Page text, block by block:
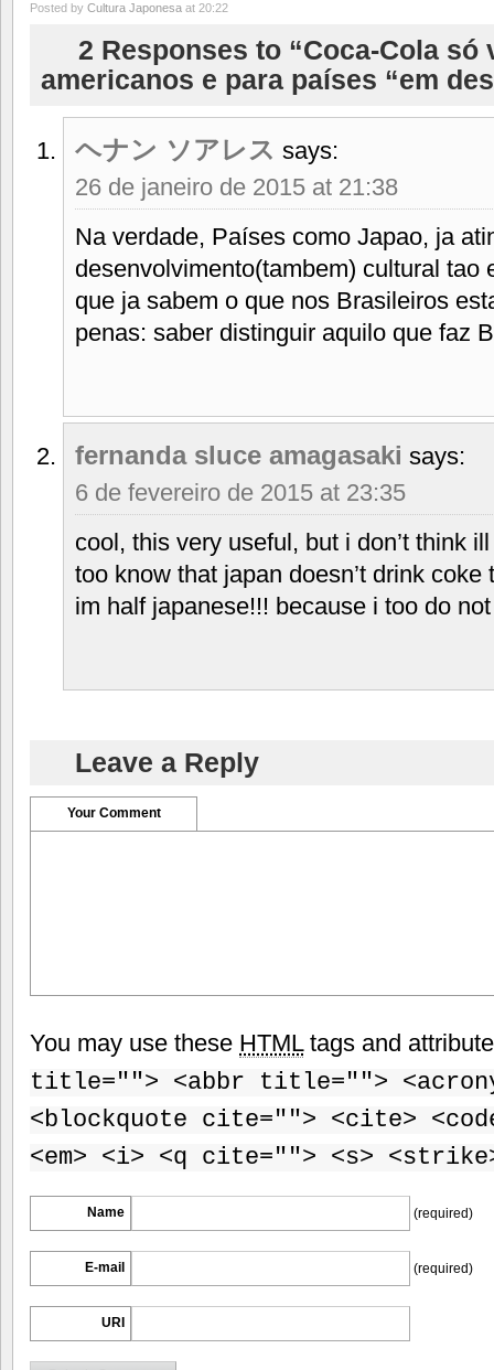
Posted by Cultura Japonesa at 20:22
2 Responses to “Coca-Cola só
americanos e para países “em
ヘナン ソアレス says:
26 de janeiro de 2015 at 21:38
Na verdade, Países como Japao, ja
desenvolvimento(tambem) cultural tao
que ja sabem o que nos Brasileiros
penas: saber distinguir aquilo que faz
fernanda sluce amagasaki says:
6 de fevereiro de 2015 at 23:35
cool, this very useful, but i don’t think
too know that japan doesn’t drink
im half japanese!!! because i too do
Leave a Reply
Your Comment
You may use these HTMLtags and
title=""> <abbr title="">
<blockquote cite=""> <cite>
<em> <i> <q cite=""> <s>
Name (required)
E-mail (required)
URI